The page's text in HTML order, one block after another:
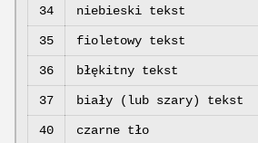
34 niebieski tekst
35 fioletowy tekst
36 błękitny tekst
37 biały (lub szary) tekst
40 czarne tło